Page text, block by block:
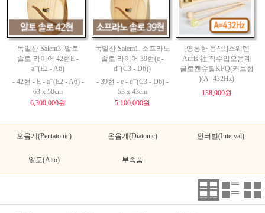
독일산 Salem3. 알토
솔로 라이어 42현E -
a'''(E2 - A6)
- 42현 - E - a'''(E2 - A6) -
63 x 50cm
6,300,000원
독일산 Salem1. 소프라노
솔로 라이어 39현(c -
d'''(C3 - D6))
- 39현 - c - d'''(C3 - D6) -
53 x 43cm
5,100,000원
[영롱한 음색!]스웨덴
Auris 社 직수입오음계
글로켄슈필KPQ(커브형
)(A=432Hz)
138,000원
오음계(Pentatonic) 온음계(Diatonic) 인터벌(Interval)
알토(Alto) 부속품